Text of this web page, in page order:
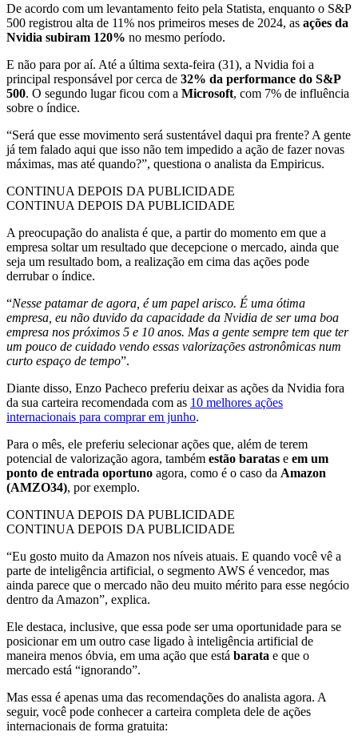
De acordo com um levantamento feito pela Statista, enquanto o S&P
500 registrou alta de 11% nos primeiros meses de 2024, as ações da
Nvidia subiram 120% no mesmo período.
E não para por aí. Até a última sexta-feira (31), a Nvidia foi a
principal responsável por cerca de 32% da performance do S&P
500. O segundo lugar ficou com a Microsoft, com 7% de influência
sobre o índice.
“Será que esse movimento será sustentável daqui pra frente? A gente
já tem falado aqui que isso não tem impedido a ação de fazer novas
máximas, mas até quando?”, questiona o analista da Empiricus.
CONTINUA DEPOIS DA PUBLICIDADE
CONTINUA DEPOIS DA PUBLICIDADE
A preocupação do analista é que, a partir do momento em que a
empresa soltar um resultado que decepcione o mercado, ainda que
seja um resultado bom, a realização em cima das ações pode
derrubar o índice.
“Nesse patamar de agora, é um papel arisco. É uma ótima
empresa, eu não duvido da capacidade da Nvidia de ser uma boa
empresa nos próximos 5 e 10 anos. Mas a gente sempre tem que ter
um pouco de cuidado vendo essas valorizações astronômicas num
curto espaço de tempo”.
Diante disso, Enzo Pacheco preferiu deixar as ações da Nvidia fora
da sua carteira recomendada com as 10 melhores ações
internacionais para comprar em junho.
Para o mês, ele preferiu selecionar ações que, além de terem
potencial de valorização agora, também estão baratas e em um
ponto de entrada oportuno agora, como é o caso da Amazon
(AMZO34), por exemplo.
CONTINUA DEPOIS DA PUBLICIDADE
CONTINUA DEPOIS DA PUBLICIDADE
“Eu gosto muito da Amazon nos níveis atuais. E quando você vê a
parte de inteligência artificial, o segmento AWS é vencedor, mas
ainda parece que o mercado não deu muito mérito para esse negócio
dentro da Amazon”, explica.
Ele destaca, inclusive, que essa pode ser uma oportunidade para se
posicionar em um outro case ligado à inteligência artificial de
maneira menos óbvia, em uma ação que está barata e que o
mercado está “ignorando”.
Mas essa é apenas uma das recomendações do analista agora. A
seguir, você pode conhecer a carteira completa dele de ações
internacionais de forma gratuita: